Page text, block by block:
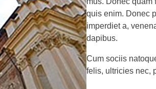
quis enim. Donec
imperdiet a,
dapibus.
Cum sociis
felis, ultricies nec,